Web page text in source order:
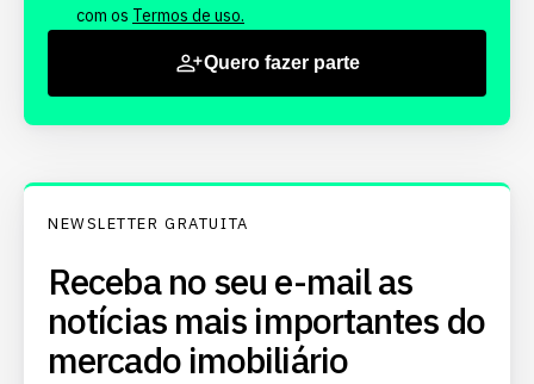
com os Termos de uso.
Quero fazer parte
NEWSLETTER GRATUITA
Receba no seu e-mail as
notícias mais importantes do
mercado imobiliário